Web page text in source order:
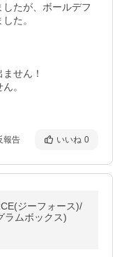
たが、ボールデフ
た。
せん！
。
報告 いいね 0
ジーフォース)/
ラムボックス)